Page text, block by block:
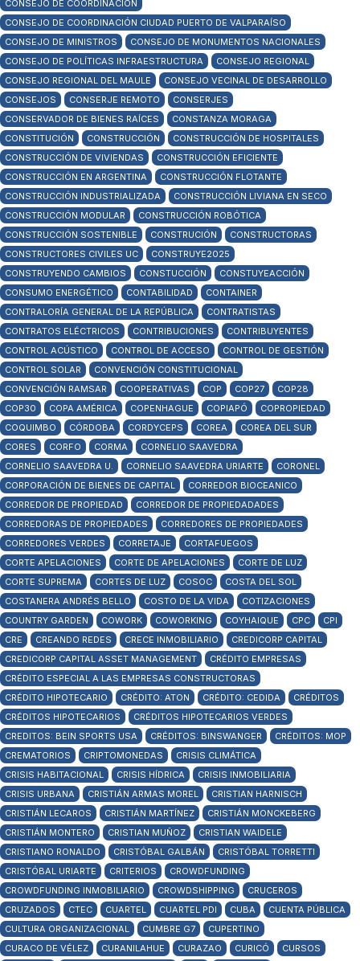
CONSEJO DE COORDINACIÓN
CONSEJO DE COORDINACIÓN CIUDAD PUERTO DE VALPARAÍSO
CONSEJO DE MINISTROS
CONSEJO DE MONUMENTOS NACIONALES
CONSEJO DE POLÍTICAS INFRAESTRUCTURA
CONSEJO REGIONAL
CONSEJO REGIONAL DEL MAULE
CONSEJO VECINAL DE DESARROLLO
CONSEJOS
CONSERJE REMOTO
CONSERJES
CONSERVADOR DE BIENES RAÍCES
CONSTANZA MORAGA
CONSTITUCIÓN
CONSTRUCCIÓN
CONSTRUCCIÓN DE HOSPITALES
CONSTRUCCIÓN DE VIVIENDAS
CONSTRUCCIÓN EFICIENTE
CONSTRUCCIÓN EN ARGENTINA
CONSTRUCCIÓN FLOTANTE
CONSTRUCCIÓN INDUSTRIALIZADA
CONSTRUCCIÓN LIVIANA EN SECO
CONSTRUCCIÓN MODULAR
CONSTRUCCIÓN ROBÓTICA
CONSTRUCCIÓN SOSTENIBLE
CONSTRUCIÓN
CONSTRUCTORAS
CONSTRUCTORES CIVILES UC
CONSTRUYE2025
CONSTRUYENDO CAMBIOS
CONSTUCCIÓN
CONSTUYEACCIÓN
CONSUMO ENERGÉTICO
CONTABILIDAD
CONTAINER
CONTRALORÍA GENERAL DE LA REPÚBLICA
CONTRATISTAS
CONTRATOS ELÉCTRICOS
CONTRIBUCIONES
CONTRIBUYENTES
CONTROL ACÚSTICO
CONTROL DE ACCESO
CONTROL DE GESTIÓN
CONTROL SOLAR
CONVENCIÓN CONSTITUCIONAL
CONVENCIÓN RAMSAR
COOPERATIVAS COP COP27
COP28
COP30
COPA AMÉRICA COPENHAGUE COPIAPÓ
COPROPIEDAD
COQUIMBO
CÓRDOBA CORDYCEPS COREA
COREA DEL SUR
CORES
CORFO CORMA
CORNELIO SAAVEDRA
CORNELIO SAAVEDRA U.
CORNELIO SAAVEDRA URIARTE
CORONEL
CORPORACIÓN DE BIENES DE CAPITAL
CORREDOR BIOCEANICO
CORREDOR DE PROPIEDAD
CORREDOR DE PROPIEDADADES
CORREDORAS DE PROPIEDADES
CORREDORES DE PROPIEDADES
CORREDORES VERDES
CORRETAJE
CORTAFUEGOS
CORTE APELACIONES
CORTE DE APELACIONES
CORTE DE LUZ
CORTE SUPREMA
CORTES DE LUZ COSOC
COSTA DEL SOL
COSTANERA ANDRÉS BELLO
COSTO DE LA VIDA
COTIZACIONES
COUNTRY GARDEN
COWORK COWORKING COYHAIQUE CPC
CPI
CRE
CREANDO REDES CRECE INMOBILIARIO
CREDICORP CAPITAL
CREDICORP CAPITAL ASSET MANAGEMENT
CRÉDITO EMPRESAS
CRÉDITO ESPECIAL A LAS EMPRESAS CONSTRUCTORAS
CRÉDITO HIPOTECARIO
CRÉDITO: ATON CRÉDITO: CEDIDA
CRÉDITOS
CRÉDITOS HIPOTECARIOS
CRÉDITOS HIPOTECARIOS VERDES
CREDITOS: BEIN SPORTS USA
CRÉDITOS: BINSWANGER
CRÉDITOS: MOP
CREMATORIOS
CRIPTOMONEDAS
CRISIS CLIMÁTICA
CRISIS HABITACIONAL
CRISIS HÍDRICA
CRISIS INMOBILIARIA
CRISIS URBANA
CRISTIÁN ARMAS MOREL
CRISTIAN HARNISCH
CRISTIÁN LECAROS
CRISTIÁN MARTÍNEZ
CRISTIÁN MONCKEBERG
CRISTIÁN MONTERO
CRISTIAN MUÑOZ
CRISTIAN WAIDELE
CRISTIANO RONALDO
CRISTÓBAL GALBÁN
CRISTÓBAL TORRETTI
CRISTÓBAL URIARTE
CRITERIOS
CROWDFUNDING
CROWDFUNDING INMOBILIARIO
CROWDSHIPPING
CRUCEROS
CRUZADOS
CTEC CUARTEL CUARTEL PDI CUBA
CUENTA PÚBLICA
CULTURA ORGANIZACIONAL
CUMBRE G7
CUPERTINO
CURACO DE VÉLEZ
CURANILAHUE CURAZAO CURICÓ
CURSOS